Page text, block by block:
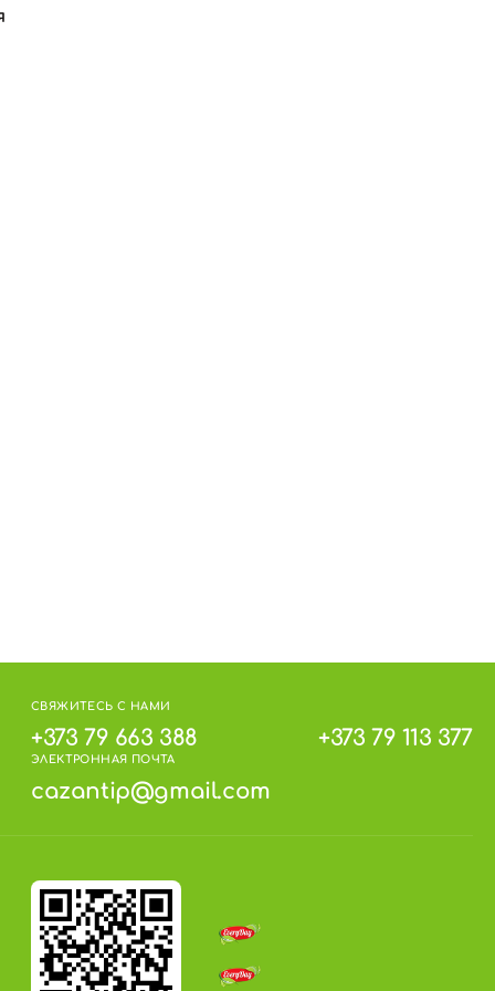
СВЯЖИТЕСЬ С НАМИ
+373 79 663 388 +373 79 113 377
ЭЛЕКТРОННАЯ ПОЧТА
cazantip@gmail.com